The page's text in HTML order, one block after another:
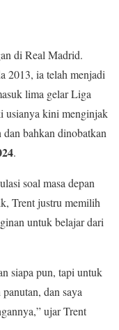
di Real Madrid.
2013, ia telah menjadi
lima gelar Liga
usianya kini menginjak
bahkan dinobatkan
.
soal masa depan
Trent justru memilih
untuk belajar dari
siapa pun, tapi untuk
dan saya
ujar Trent